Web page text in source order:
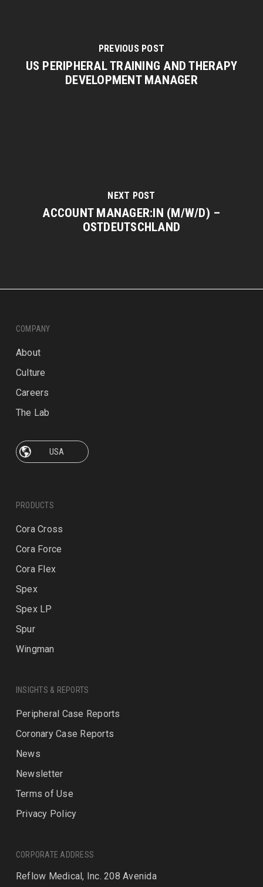
PREVIOUS POST
US PERIPHERAL TRAINING AND THERAPY
DEVELOPMENT MANAGER
NEXT POST
ACCOUNT MANAGER:IN (M/W/D) –
OSTDEUTSCHLAND
COMPANY
About
Culture
Careers
The Lab
PRODUCTS
Cora Cross
Cora Force
Cora Flex
Spex
Spex LP
Spur
Wingman
INSIGHTS & REPORTS
Peripheral Case Reports
Coronary Case Reports
News
Newsletter
Terms of Use
Privacy Policy
CORPORATE ADDRESS
Reflow Medical, Inc. 208 Avenida